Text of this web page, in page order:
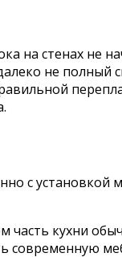
на стенах не
не полный
с установкой
часть кухни